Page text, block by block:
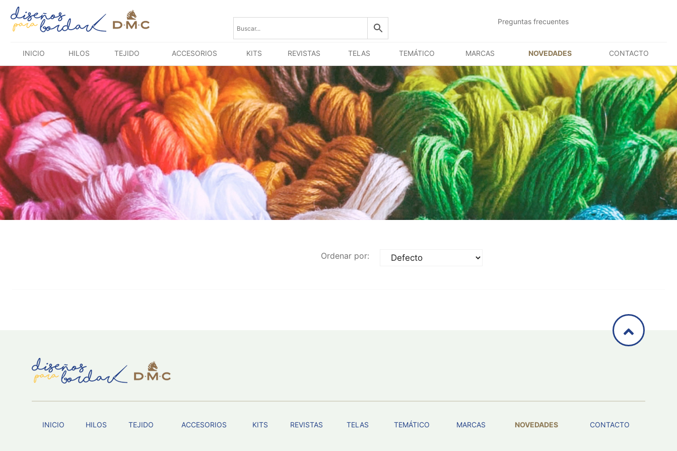
Saltar
contenido
Preguntas frecuentes
INICIO HILOS TEJIDO ACCESORIOS KITS REVISTAS TELAS TEMÁTICO MARCAS NOVEDADES CONTACTO
Ordenar por:
INICIO HILOS TEJIDO ACCESORIOS KITS REVISTAS TELAS TEMÁTICO MARCAS NOVEDADES CONTACTO